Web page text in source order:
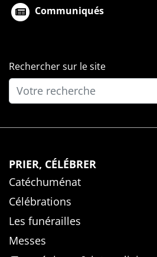
Communiqués
Rechercher sur le site
PRIER, CÉLÉBRER
Catéchuménat
Célébrations
Les funérailles
Messes